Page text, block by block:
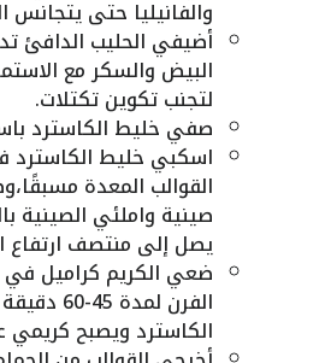
والفانيليا حتى يتجانس
أضيفي الحليب الدافئ
البيض والسكر مع
لتجنب تكوين تكتلات.
صفي خليط الكاسترد
اسكبي خليط الكاسترد
القوالب المعدة
صينية واملئي الصينية
يصل إلى منتصف ارتفاع
ضعي الكريم كراميل في
الفرن
الكاسترد ويصبح